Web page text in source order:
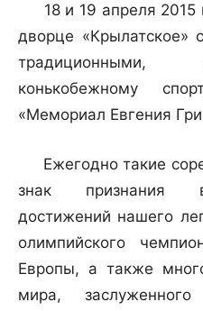
18 и 19 апреля 2015
дворце «Крылатское»
традиционными,
конькобежному
«Мемориал Евгения
Ежегодно такие
знак признания
достижений нашего
олимпийского
Европы, а также
мира,